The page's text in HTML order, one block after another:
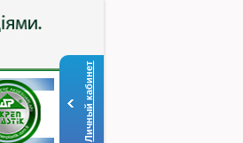
Личный кабинет